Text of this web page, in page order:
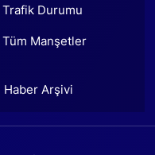
Trafik Durumu
Tüm Manşetler
Haber Arşivi